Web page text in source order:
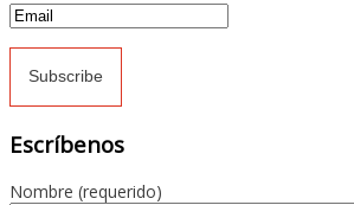
Escríbenos
Nombre (requerido)